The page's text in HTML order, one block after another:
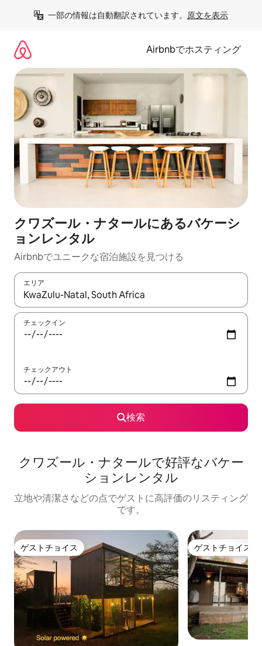
一部の情報は自動翻訳されています。 原文を表示
Airbnbでホスティング
クワズール・ナタールにあるバケーシ
ョンレンタル
Airbnbでユニークな宿泊施設を見つける
エリア
検索結果が表示されたら、上下の矢印キーを使って移動するか
チェックイン
チェックアウト
検索
クワズール・ナタールで好評なバケー
ションレンタル
立地や清潔さなどの点でゲストに高評価のリスティング
です。
ゲストチョイス
ゲストチョイス ゲストチョイス
ゲストチョイス